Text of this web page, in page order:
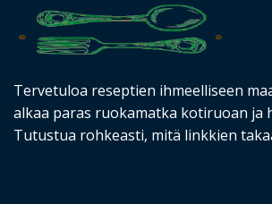
Tervetuloa reseptien ihmeelliseen
alkaa paras ruokamatka kotiruoan ja
Tutustua rohkeasti, mitä linkkien